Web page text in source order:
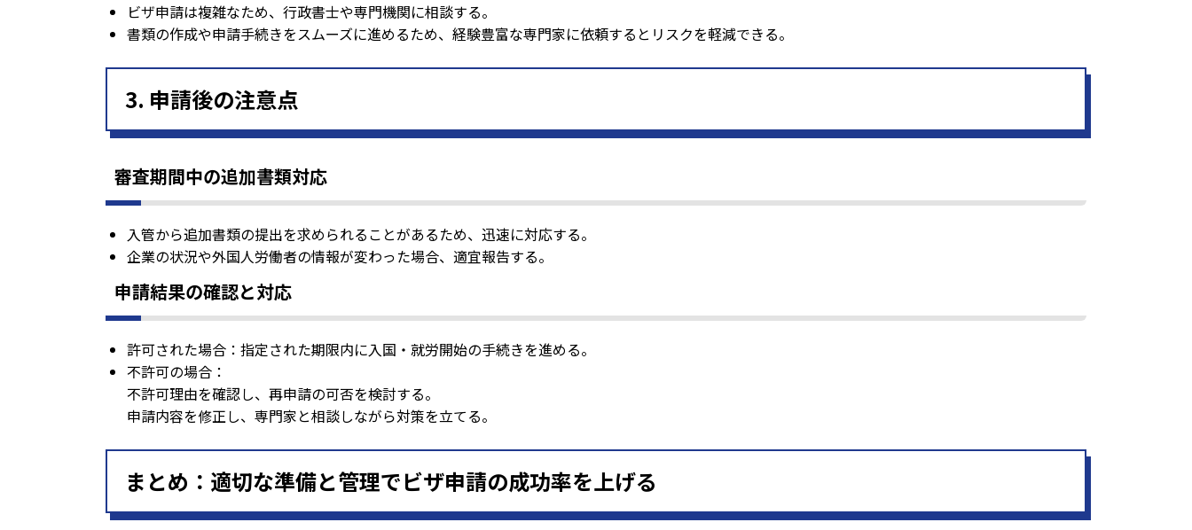
ビザ申請は複雑なため、行政書士や専門機関に相談する。
書類の作成や申請手続きをスムーズに進めるため、経験豊富な専門家に依頼するとリスクを軽減できる。
3. 申請後の注意点
審査期間中の追加書類対応
入管から追加書類の提出を求められることがあるため、迅速に対応する。
企業の状況や外国人労働者の情報が変わった場合、適宜報告する。
申請結果の確認と対応
許可された場合：指定された期限内に入国・就労開始の手続きを進める。
不許可の場合：
不許可理由を確認し、再申請の可否を検討する。
申請内容を修正し、専門家と相談しながら対策を立てる。
まとめ：適切な準備と管理でビザ申請の成功率を上げる